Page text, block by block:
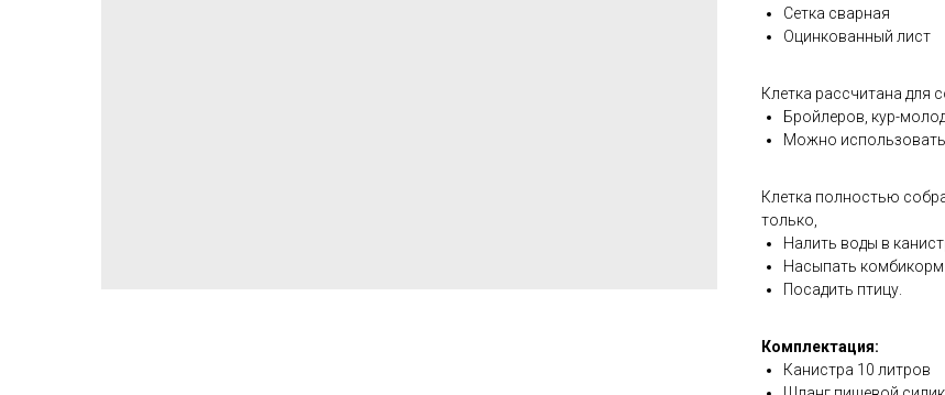
Сетка сварная
Оцинкованный лист
Клетка рассчитана для
Бройлеров, кур-
Можно использовать
Клетка полностью
только,
Налить воды в
Насыпать комбикорм
Посадить птицу.
Комплектация:
Канистра 10 литров